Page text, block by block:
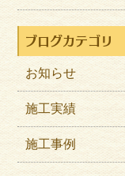
ブログカテゴリ
お知らせ
施工実績
施工事例